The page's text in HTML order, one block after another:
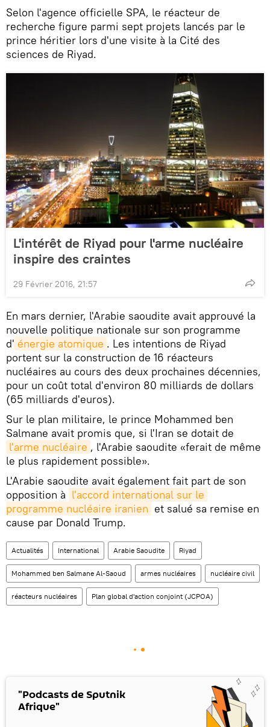
Selon l'agence officielle SPA, le réacteur de
recherche figure parmi sept projets lancés par le
prince héritier lors d'une visite à la Cité des
sciences de Riyad.
L'intérêt de Riyad pour l'arme nucléaire
inspire des craintes
29 Février 2016, 21:57
En mars dernier, l'Arabie saoudite avait approuvé la
nouvelle politique nationale sur son programme
d' énergie atomique . Les intentions de Riyad
portent sur la construction de 16 réacteurs
nucléaires au cours des deux prochaines décennies,
pour un coût total d'environ 80 milliards de dollars
(65 milliards d'euros).
Sur le plan militaire, le prince Mohammed ben
Salmane avait promis que, si l'Iran se dotait de
l'arme nucléaire , l'Arabie saoudite «ferait de même
le plus rapidement possible».
L'Arabie saoudite avait également fait part de son
opposition à l'accord international sur le
programme nucléaire iranien et salué sa remise en
cause par Donald Trump.
Actualités International Arabie Saoudite Riyad
Mohammed ben Salmane Al-Saoud armes nucléaires nucléaire civil
réacteurs nucléaires Plan global d'action conjoint (JCPOA)
"Podcasts de Sputnik
Afrique"